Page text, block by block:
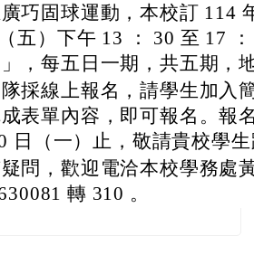
巧固球運動，本校訂 114
五）下午 13 ： 30 至 17
，每五日一期，共五期，
採線上報名，請學生加入
表單內容，即可報名。報
日（一）止，敬請貴校學
問，歡迎電洽本校學務處
轉 310 。